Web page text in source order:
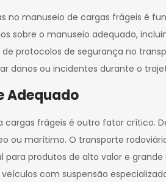
no manuseio de cargas frágeis é
sobre o manuseio adequado,
protocolos de segurança no
danos ou incidentes durante o
Adequado
frágeis é outro fator crítico.
ou marítimo. O transporte
para produtos de alto valor e
com suspensão